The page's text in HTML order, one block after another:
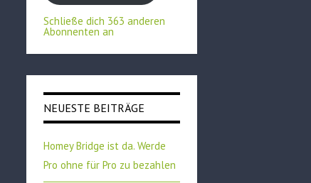
Schließe dich 363 anderen
Abonnenten an
NEUESTE BEITRÄGE
Homey Bridge ist da. Werde
Pro ohne für Pro zu bezahlen